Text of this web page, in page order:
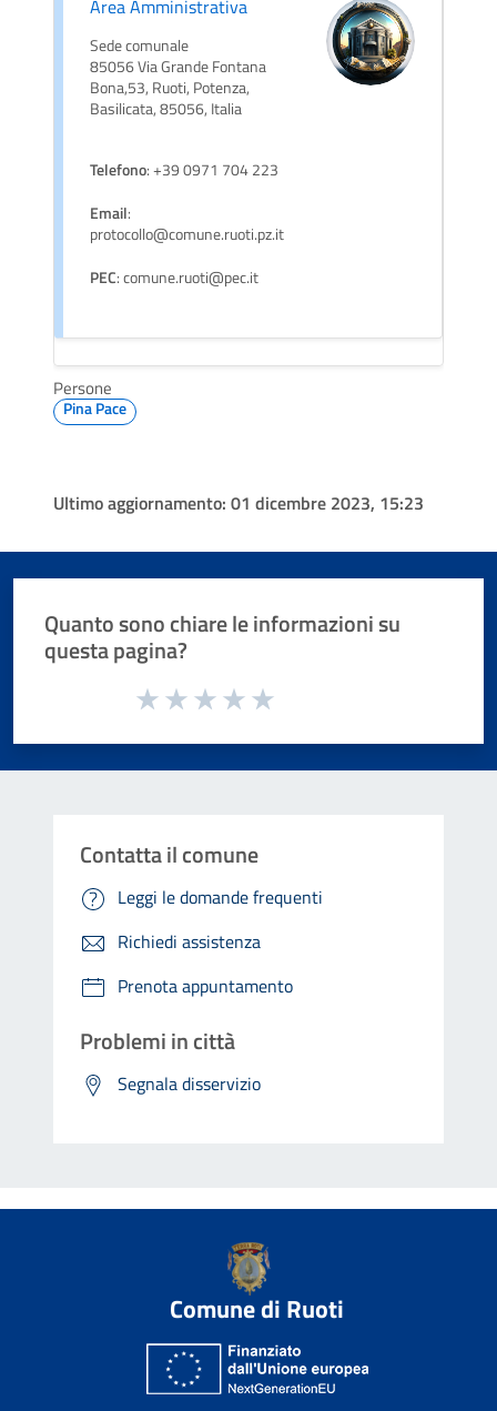
Area Amministrativa
Sede comunale
85056 Via Grande Fontana
Bona,53, Ruoti, Potenza,
Basilicata, 85056, Italia
Telefono: +39 0971 704 223
Email:
protocollo@comune.ruoti.pz.it
PEC: comune.ruoti@pec.it
Persone
Pina Pace
Ultimo aggiornamento: 01 dicembre 2023, 15:23
Quanto sono chiare le informazioni su
questa pagina?
Valuta da 1 a 5 stelle la pagina
Contatta il comune
Leggi le domande frequenti
Richiedi assistenza
Prenota appuntamento
Problemi in città
Segnala disservizio
Comune di Ruoti